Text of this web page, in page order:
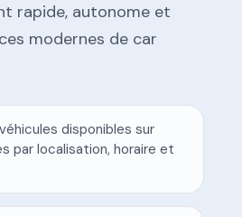
rapide, autonome et
modernes de car
disponibles sur
par localisation, horaire et